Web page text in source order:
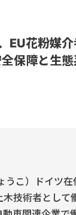
EU花粉媒
保障と生
うこ）ドイツ
技術者として